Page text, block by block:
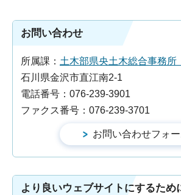
お問い合わせ
所属課： 土木部県央土木総合事務所
石川県金沢市直江南2-1
電話番号：076-239-3901
ファクス番号：076-239-3701
より良いウェブサイトにするため